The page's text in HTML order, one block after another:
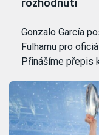
Gonzalo García
Fulhamu pro
Přinášíme přepis